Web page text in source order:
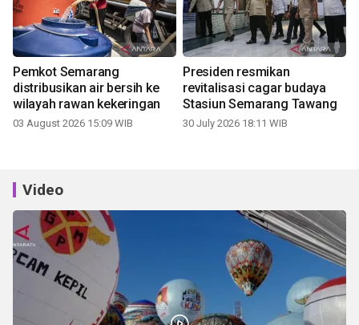
Pemkot Semarang
distribusikan air bersih ke
wilayah rawan kekeringan
03 August 2026 15:09 WIB
Presiden resmikan
revitalisasi cagar budaya
Stasiun Semarang Tawang
30 July 2026 18:11 WIB
Video